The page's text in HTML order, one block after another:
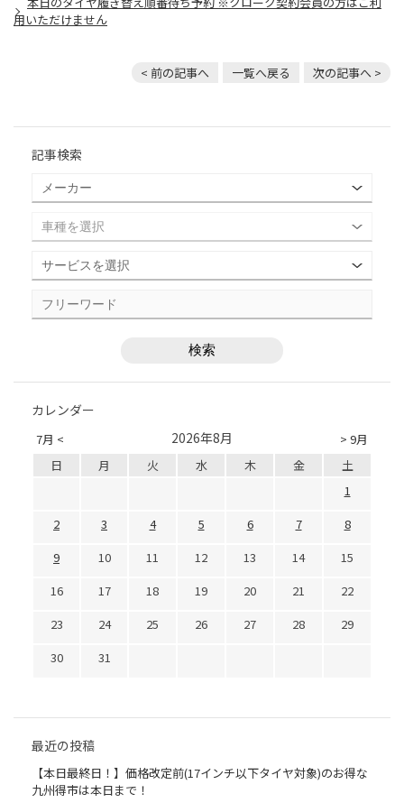
用いただけません
< 前の記事へ 一覧へ戻る 次の記事へ >
記事検索
カレンダー
7月 < > 9月
2026年8月
日 月 火 水 木 金
土
1
2
3 4 5 6 7
8
9
10 11 12 13 14
15
16
17 18 19 20 21
22
23
24 25 26 27 28
29
30
31
最近の投稿
【本日最終日！】価格改定前(17インチ以下タイヤ対象)のお得な
九州得市は本日まで！